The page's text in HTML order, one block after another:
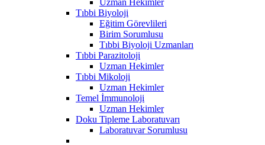
Tıbbi Biyoloji
Eğitim Görevlileri
Birim Sorumlusu
Tıbbi Biyoloji Uzmanları
Tıbbi Parazitoloji
Uzman Hekimler
Tıbbi Mikoloji
Uzman Hekimler
Temel İmmunoloji
Uzman Hekimler
Doku Tipleme Laboratuvarı
Laboratuvar Sorumlusu